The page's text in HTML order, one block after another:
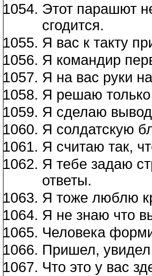
Этот парашют
сгодится.
Я вас к такту
Я командир
Я на вас руки
Я решаю
Я сделаю
Я солдатскую
Я считаю так,
Я тебе задаю
ответы.
Я тоже люблю
Я не знаю что
Человека
Пришел,
Что это у вас